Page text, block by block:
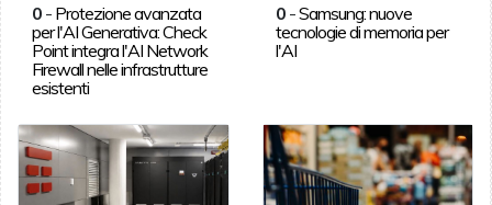
0- Protezione avanzata
per l'AI Generativa: Check
Point integra l'AI Network
Firewall nelle infrastrutture
esistenti
0 -Samsung: nuove
tecnologie di memoria per
l'AI